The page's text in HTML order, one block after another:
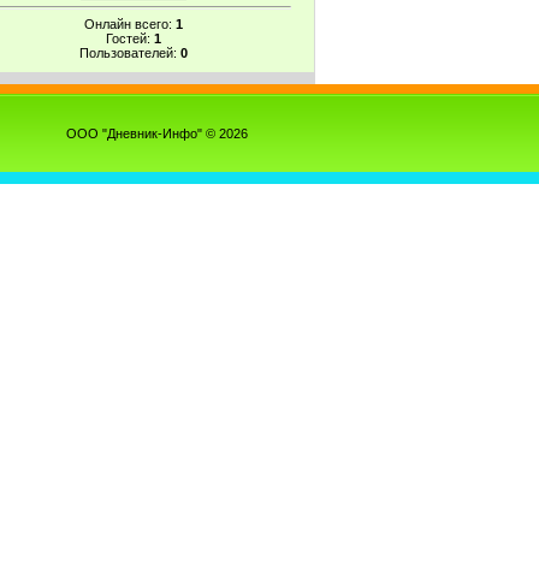
Онлайн всего: 1
Гостей: 1
Пользователей: 0
ООО "Дневник-Инфо" © 2026